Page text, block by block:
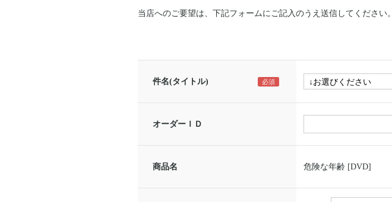
当店へのご要望は、下記フォームにご記入のうえ送信してください。
件名(タイトル)
オーダーＩＤ
商品名 危険な年齢 [DVD]